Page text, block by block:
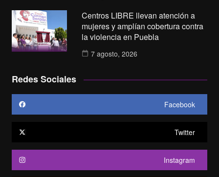
Centros LIBRE llevan atención a
mujeres y amplían cobertura contra
la violencia en Puebla
7 agosto, 2026
Redes Sociales
Facebook
Twitter
Instagram